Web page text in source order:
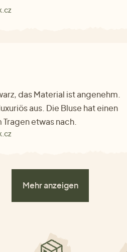
das Material ist angenehm.
aus. Die Bluse hat einen
etwas nach.
Mehr anzeigen